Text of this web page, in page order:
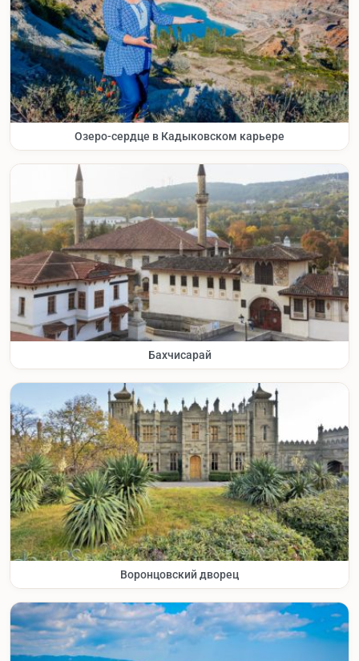
Озеро-сердце в Кадыковском карьере
Бахчисарай
Воронцовский дворец